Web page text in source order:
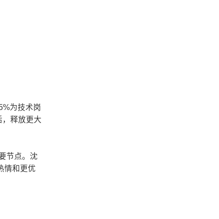
为技术岗
，释放更大
节点。沈
情和更优